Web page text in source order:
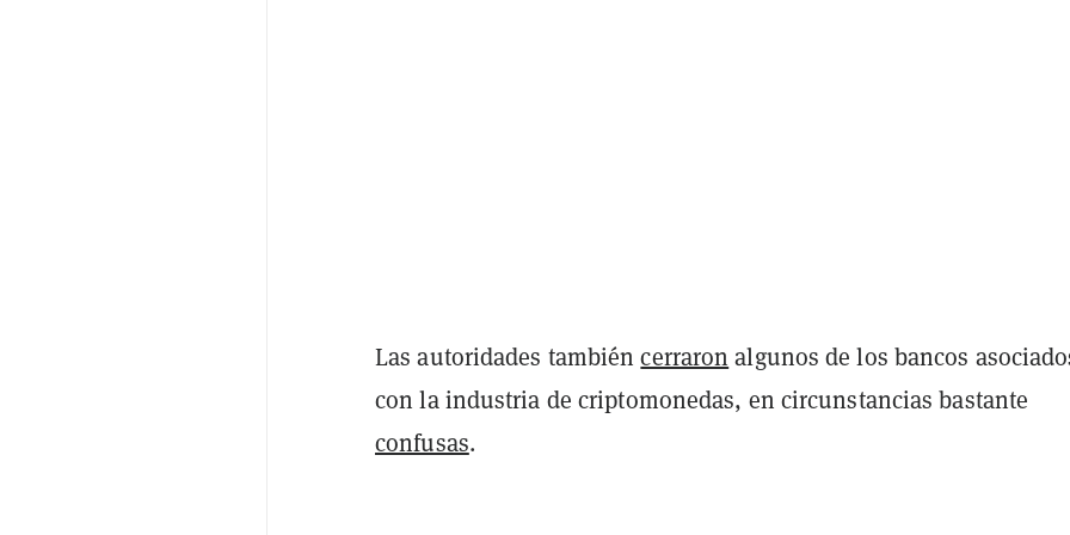
Las autoridades tambiéncerraron algunos de los bancos
con la industria de criptomonedas, en circunstancias bastante
confusas.